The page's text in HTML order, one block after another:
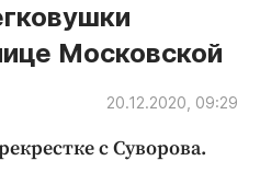
Московской
20.12.2020, 09:29
с Суворова.